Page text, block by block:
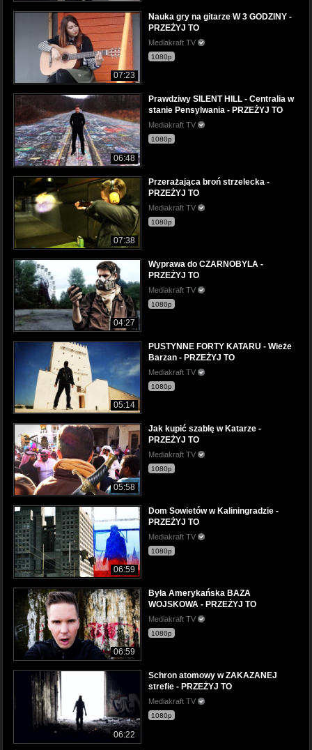
07:23
Nauka gry na gitarze W 3 GODZINY -
PRZEŻYJ TO
Mediakraft TV
1080p
06:48
Prawdziwy SILENT HILL - Centralia w
stanie Pensylwania - PRZEŻYJ TO
Mediakraft TV
1080p
07:38
Przerażająca broń strzelecka -
PRZEŻYJ TO
Mediakraft TV
1080p
04:27
Wyprawa do CZARNOBYLA -
PRZEŻYJ TO
Mediakraft TV
1080p
05:14
PUSTYNNE FORTY KATARU - Wieże
Barzan - PRZEŻYJ TO
Mediakraft TV
1080p
05:58
Jak kupić szablę w Katarze -
PRZEŻYJ TO
Mediakraft TV
1080p
06:59
Dom Sowietów w Kaliningradzie -
PRZEŻYJ TO
Mediakraft TV
1080p
06:59
Była Amerykańska BAZA
WOJSKOWA - PRZEŻYJ TO
Mediakraft TV
1080p
06:22
Schron atomowy w ZAKAZANEJ
strefie - PRZEŻYJ TO
Mediakraft TV
1080p